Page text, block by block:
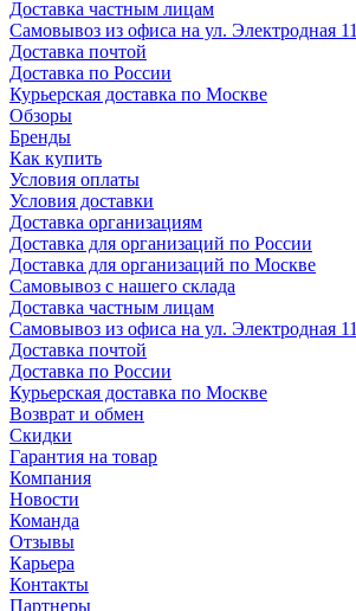
Доставка частным лицам
Самовывоз из офиса на ул. Электродная 11
Доставка почтой
Доставка по России
Курьерская доставка по Москве
Обзоры
Бренды
Как купить
Условия оплаты
Условия доставки
Доставка организациям
Доставка для организаций по России
Доставка для организаций по Москве
Самовывоз с нашего склада
Доставка частным лицам
Самовывоз из офиса на ул. Электродная 11
Доставка почтой
Доставка по России
Курьерская доставка по Москве
Возврат и обмен
Скидки
Гарантия на товар
Компания
Новости
Команда
Отзывы
Карьера
Контакты
Партнеры